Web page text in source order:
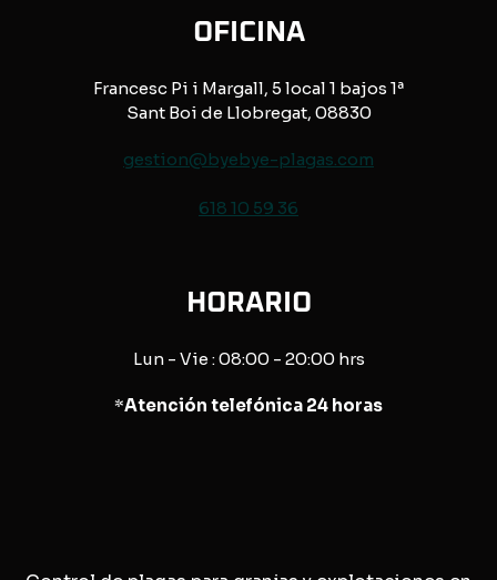
OFICINA
Francesc Pi i Margall, 5 local 1 bajos 1ª
Sant Boi de Llobregat, 08830
gestion@byebye-plagas.com
618 10 59 36
HORARIO
Lun - Vie : 08:00 - 20:00 hrs
*Atención telefónica 24 horas